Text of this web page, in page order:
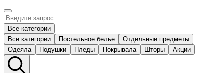
Все категории
Все категории
Постельное белье
Отдельные предметы
Одеяла
Подушки Пледы Покрывала Шторы Акции